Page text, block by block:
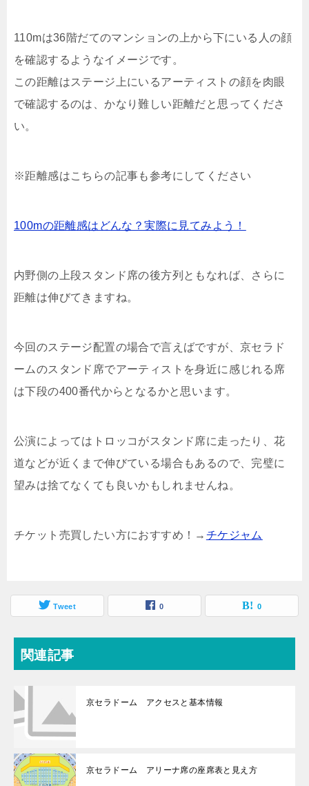
110mは36階だてのマンションの上から下にいる人の顔
を確認するようなイメージです。
この距離はステージ上にいるアーティストの顔を肉眼
で確認するのは、かなり難しい距離だと思ってくださ
い。
※距離感はこちらの記事も参考にしてください
100mの距離感はどんな？実際に見てみよう！
内野側の上段スタンド席の後方列ともなれば、さらに
距離は伸びてきますね。
今回のステージ配置の場合で言えばですが、京セラド
ームのスタンド席でアーティストを身近に感じれる席
は下段の400番代からとなるかと思います。
公演によってはトロッコがスタンド席に走ったり、花
道などが近くまで伸びている場合もあるので、完璧に
望みは捨てなくても良いかもしれませんね。
チケット売買したい方におすすめ！→ チケジャム
Tweet 0 0
関連記事
京セラドーム アクセスと基本情報
京セラドーム アリーナ席の座席表と見え方